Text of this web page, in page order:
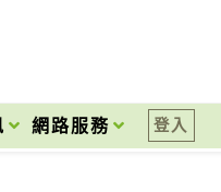
網路服務 登入